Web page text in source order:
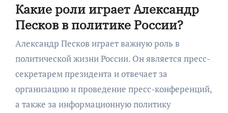
Какие роли играет Александр
Песков в политике России?
Александр Песков играет важную роль в
политической жизни России. Он является пресс-
секретарем президента и отвечает за
организацию и проведение пресс-конференций,
а также за информационную политику